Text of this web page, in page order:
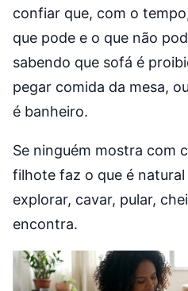
confiar que, com o
que pode e o que não
sabendo que sofá é
pegar comida da mesa,
é banheiro.
Se ninguém mostra com
filhote faz o que é natural
explorar, cavar, pular,
encontra.